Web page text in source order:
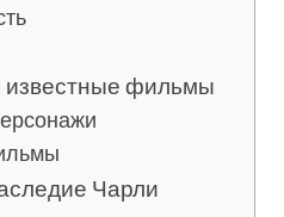
фильмы
Чарли